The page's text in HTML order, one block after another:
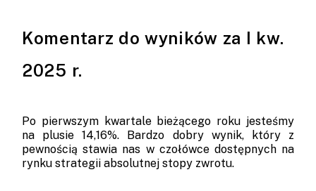
Komentarz do wyników za I kw.
2025 r.
Po pierwszym kwartale bieżącego roku jesteśmy
na plusie 14,16%. Bardzo dobry wynik, który z
pewnością stawia nas w czołówce dostępnych na
rynku strategii absolutnej stopy zwrotu.